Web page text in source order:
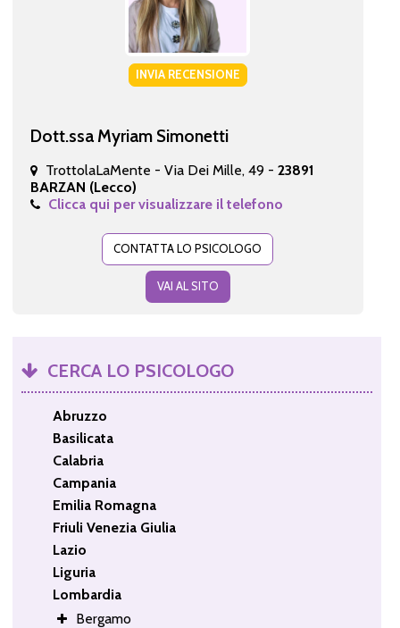
INVIA RECENSIONE
Dott.ssa Myriam Simonetti
TrottolaLaMente - Via Dei Mille, 49 - 23891
BARZAN (Lecco)
Clicca qui per visualizzare il telefono
CONTATTA LO PSICOLOGO
VAI AL SITO
CERCA LO PSICOLOGO
Abruzzo
Basilicata
Calabria
Campania
Emilia Romagna
Friuli Venezia Giulia
Lazio
Liguria
Lombardia
Bergamo